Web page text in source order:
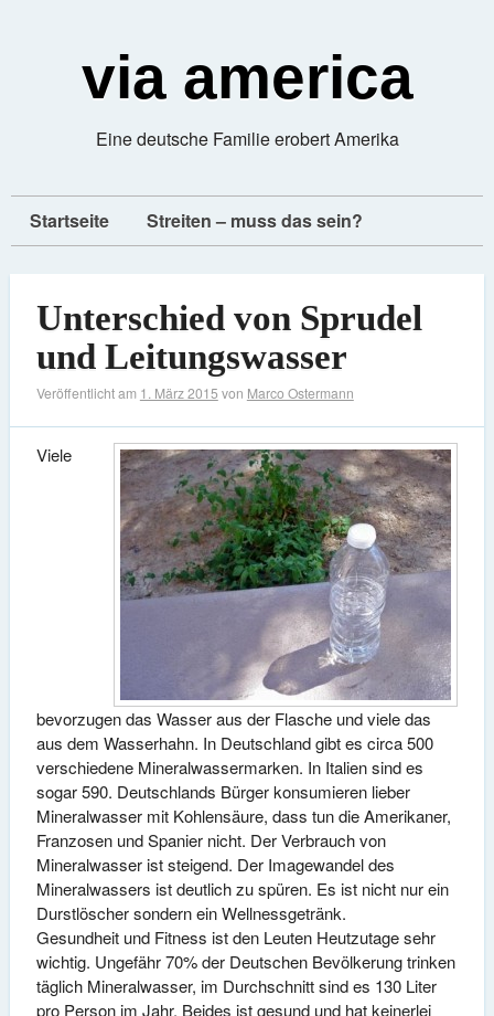
via america
Eine deutsche Familie erobert Amerika
Startseite Streiten – muss das sein?
Unterschied von Sprudel
und Leitungswasser
Veröffentlicht am 1. März 2015 von Marco Ostermann
Viele
bevorzugen das Wasser aus der Flasche und viele das
aus dem Wasserhahn. In Deutschland gibt es circa 500
verschiedene Mineralwassermarken. In Italien sind es
sogar 590. Deutschlands Bürger konsumieren lieber
Mineralwasser mit Kohlensäure, dass tun die Amerikaner,
Franzosen und Spanier nicht. Der Verbrauch von
Mineralwasser ist steigend. Der Imagewandel des
Mineralwassers ist deutlich zu spüren. Es ist nicht nur ein
Durstlöscher sondern ein Wellnessgetränk.
Gesundheit und Fitness ist den Leuten Heutzutage sehr
wichtig. Ungefähr 70% der Deutschen Bevölkerung trinken
täglich Mineralwasser, im Durchschnitt sind es 130 Liter
pro Person im Jahr. Beides ist gesund und hat keinerlei